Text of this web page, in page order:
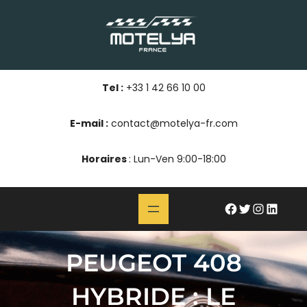
Tel :+33 1 42 66 10 00
E-mail :contact@motelya-fr.com
Horaires: Lun-Ven 9:00-18:00
#Twitter InstagramLinkedIn
PEUGEOT 408
HYBRIDE : LE